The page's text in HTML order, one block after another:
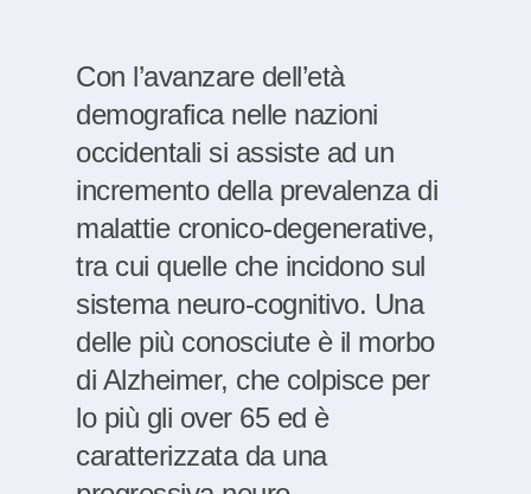
Con l’avanzare dell’età
demografica nelle nazioni
occidentali si assiste ad un
incremento della prevalenza di
malattie cronico-degenerative,
tra cui quelle che incidono sul
sistema neuro-cognitivo. Una
delle più conosciute è il morbo
di Alzheimer, che colpisce per
lo più gli over 65 ed è
caratterizzata da una